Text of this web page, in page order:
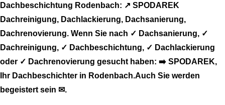
Dachbeschichtung Rodenbach: ↗️ SPODAREK
Dachreinigung, Dachlackierung, Dachsanierung,
Dachrenovierung. Wenn Sie nach ✓ Dachsanierung, ✓
Dachreinigung, ✓ Dachbeschichtung, ✓ Dachlackierung
oder ✓ Dachrenovierung gesucht haben: ➡️ SPODAREK,
Ihr Dachbeschichter in Rodenbach.Auch Sie werden
begeistert sein ✉.